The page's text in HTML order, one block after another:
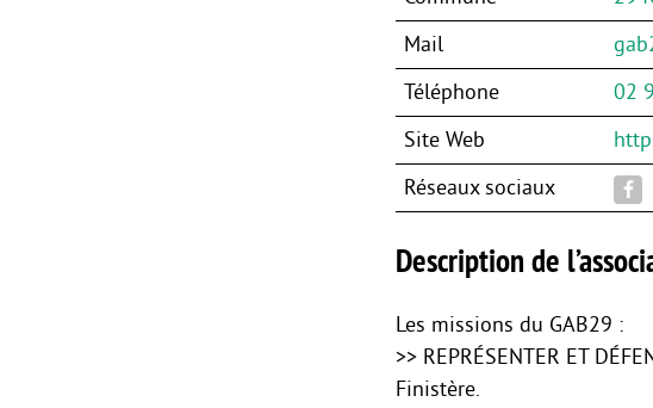
Mail
Téléphone
02
Site Web
Réseaux sociaux
Description de
Les missions du GAB29 :
>> REPRÉSENTER ET
Finistère.